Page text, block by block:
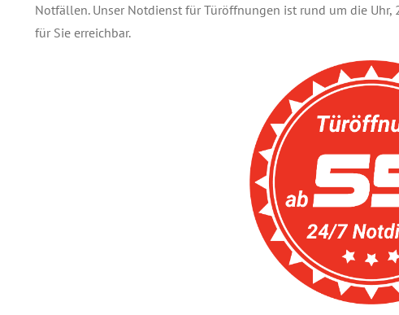
Notfällen. Unser Notdienst für Türöffnungen ist rund um die
für Sie erreichbar.